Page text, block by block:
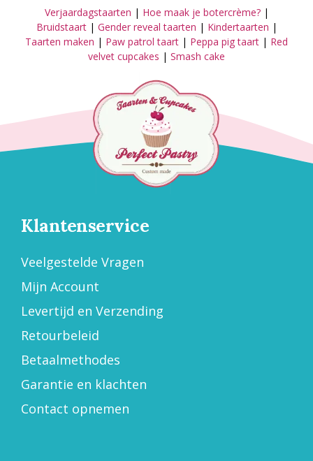
Verjaardagstaarten | Hoe maak je botercrème?|
Bruidstaart| Gender reveal taarten | Kindertaarten |
Taarten maken | Paw patrol taart | Peppa pig taart | Red
velvet cupcakes | Smash cake
Klantenservice
Veelgestelde Vragen
Mijn Account
Levertijd en Verzending
Retourbeleid
Betaalmethodes
Garantie en klachten
Contact opnemen